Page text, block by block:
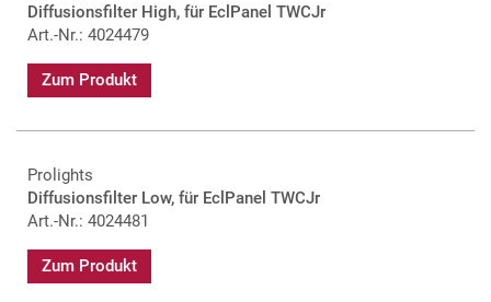
Diffusionsfilter High, für EclPanel TWCJr
Art.-Nr.: 4024479
Zum Produkt
Prolights
Diffusionsfilter Low, für EclPanel TWCJr
Art.-Nr.: 4024481
Zum Produkt